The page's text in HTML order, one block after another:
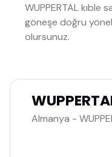
WUPPERTAL kıble
göneşe doğru
olursunuz.
Almanya -